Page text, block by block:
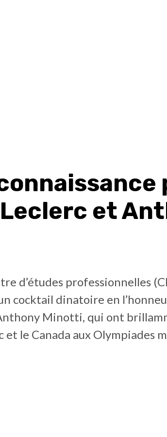
et
d’études professionnelles
cocktail dinatoire en
Minotti, qui ont
et le Canada aux Olympiades